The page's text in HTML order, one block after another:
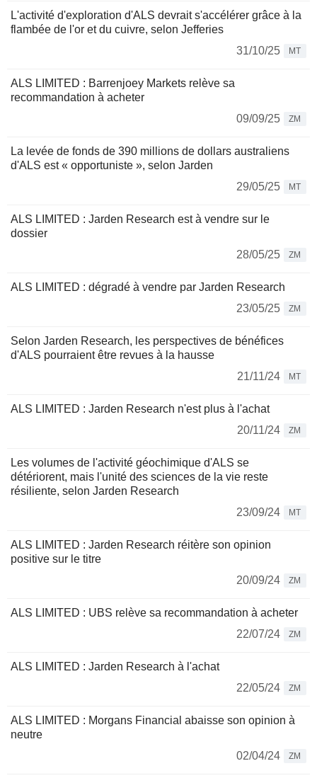
L'activité d'exploration d'ALS devrait s'accélérer grâce à la
flambée de l'or et du cuivre, selon Jefferies
31/10/25
MT
ALS LIMITED : Barrenjoey Markets relève sa
recommandation à acheter
09/09/25
ZM
La levée de fonds de 390 millions de dollars australiens
d'ALS est « opportuniste », selon Jarden
29/05/25
MT
ALS LIMITED : Jarden Research est à vendre sur le
dossier
28/05/25
ZM
ALS LIMITED : dégradé à vendre par Jarden Research
23/05/25
ZM
Selon Jarden Research, les perspectives de bénéfices
d'ALS pourraient être revues à la hausse
21/11/24
MT
ALS LIMITED : Jarden Research n'est plus à l'achat
20/11/24
ZM
Les volumes de l'activité géochimique d'ALS se
détériorent, mais l'unité des sciences de la vie reste
résiliente, selon Jarden Research
23/09/24
MT
ALS LIMITED : Jarden Research réitère son opinion
positive sur le titre
20/09/24
ZM
ALS LIMITED : UBS relève sa recommandation à acheter
22/07/24
ZM
ALS LIMITED : Jarden Research à l'achat
22/05/24
ZM
ALS LIMITED : Morgans Financial abaisse son opinion à
neutre
02/04/24
ZM